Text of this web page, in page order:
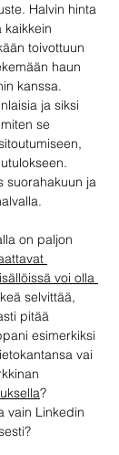
Halvin hinta
kaikkein
toivottuun
haun
kanssa.
ja siksi
se
suorahakuun ja
on paljon
voi olla
selvittää,
pitää
esimerkiksi
vai
?
vain Linkedin